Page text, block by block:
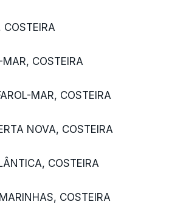
COSTEIRA
MAR, COSTEIRA
MAR, COSTEIRA
NOVA, COSTEIRA
COSTEIRA
COSTEIRA